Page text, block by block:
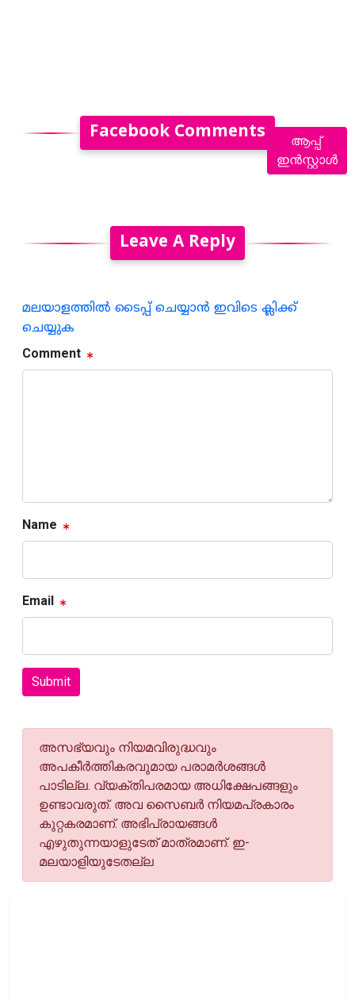
Facebook Comments
Leave A Reply
മലയാളത്തില്‍ ടൈപ്പ് ചെയ്യാന്‍ ഇവിടെ ക്ലിക്ക്
ചെയ്യുക
Comment
Name
Email
Submit
അസഭ്യവും നിയമവിരുദ്ധവും
അപകീര്‍ത്തികരവുമായ പരാമര്‍ശങ്ങള്‍
പാടില്ല. വ്യക്തിപരമായ അധിക്ഷേപങ്ങളും
ഉണ്ടാവരുത്. അവ സൈബര്‍ നിയമപ്രകാരം
കുറ്റകരമാണ്. അഭിപ്രായങ്ങള്‍
എഴുതുന്നയാളുടേത് മാത്രമാണ്. ഇ-
മലയാളിയുടേതല്ല
ആപ്പ്
ഇൻസ്റ്റാൾ